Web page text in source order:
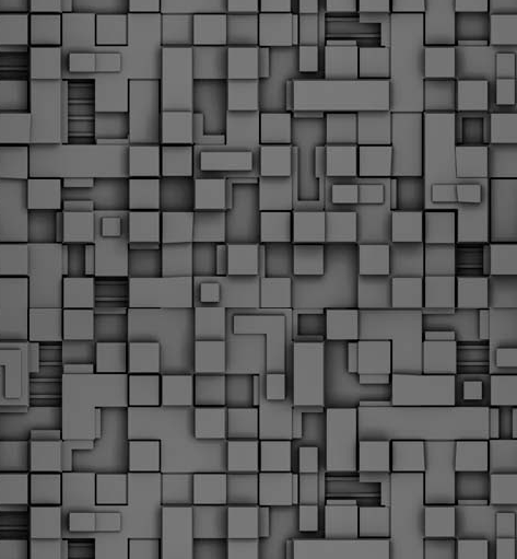
σε δήμους της χώρας. Το Dimastin, αναζητεί σχετικό
φωτογραφικό υλικό στο διαδίκτυο και σας το παρουσιάζει σε
αυτή την ανάρτηση. Επίσης, σας καλούμε, αν διαπιστώσετε ότι
μας έχουν "ξεφύγει" ορκωμοσίες, μπορείτε να στέλνετε το
φωτογραφικό τους υλικό στο dimasthes@gmail.gr ώστε να το
δημοσιεύουμε εδώ, άμεσα.
MAR
Θεσσαλονίκη: Ορκίστηκαν οι 75 νέοι δημοτικοί
αστυνομικοί – Τι τους ζήτησε ο Αγγελούδης
Ενισχύεται το έργο της δημοτικής αστυνομίας στο δήμο
Θεσσαλονίκης καθώς το πρωί της Τετάρτης 18 Μαρτίου
ορκίστηκαν οι 75 νέοι δημοτικοί αστυνομικοί.
«Με αυτούς, σε λίγους μήνες αποκτά ένα ισχυρό σώμα η
δημοτική αστυνομία. Θα είναι πιο κοντά στον πολίτη. Είχα την
ευκαιρία να είμαι σήμερα στην ορκωμοσία τους.
MAR
Ξεκίνησαν εδώ και μια εβδομάδα οι αφίξεις των
νεοπροσληφθέντων Δημοτικών Αστυνομικών στους
δήμους και οι ορκωμοσίες τους - Πλήρες
Μεγάλες μέρες ζει ο "οργανισμός" της Δημοτικής Αστυνομίας!
Να θυμίσουμε ότι κανονικές προσλήψεις στην Δημοτική